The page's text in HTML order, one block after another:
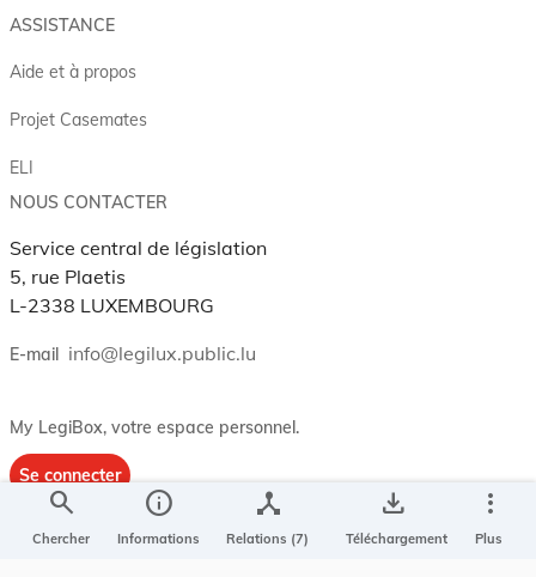
search
Chercher
info
Informations
device_hub
Relations (7)
save_alt
Téléchargement
more_vert
Plus
ASSISTANCE
Aide et à propos
Projet Casemates
ELI
NOUS CONTACTER
Service central de législation
5, rue Plaetis
L-2338 LUXEMBOURG
E-mail info@legilux.public.lu
My LegiBox, votre espace personnel.
Se connecter
Enregistrer et organiser vos actes préférés, enregistrer vos
recherches, soyez alerté en cas de modification sur un document